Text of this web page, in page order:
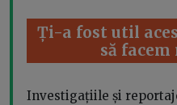
Ți-a fost util
să
Investigațiile și